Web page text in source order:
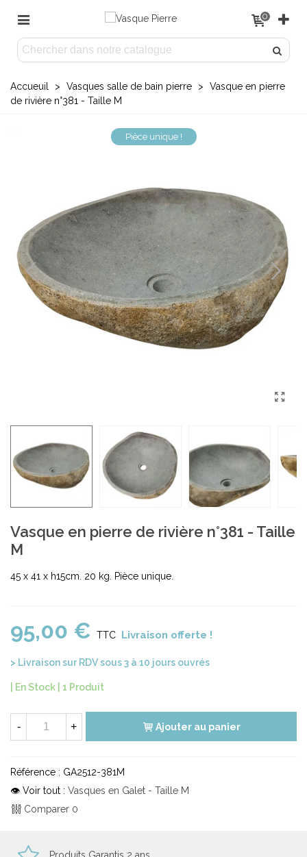
0
Accueuil > Vasques salle de bain pierre >
Vasque en pierre
de rivière n°381 - Taille M
Pièce unique !
Vasque en pierre de rivière n°381 - Taille
M
45 x 41 x h15cm. 20 kg. Pièce unique.
95,00 € TTC Livraison offerte !
> Livraison sur RDV sous 3 à 10 jours ouvrés
| En Stock | 1 Produit
- + Ajouter au panier
Référence : GA2512-381M
👁 Voir tout : Vasques en Galet - Taille M
Comparer 0